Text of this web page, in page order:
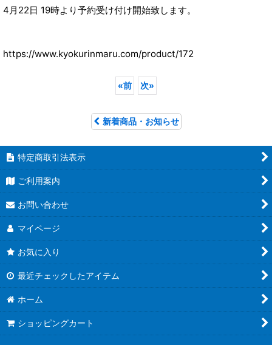
4月22日 19時より予約受け付け開始致します。
https://www.kyokurinmaru.com/product/172
«前 次»
新着商品・お知らせ
特定商取引法表示
ご利用案内
お問い合わせ
マイページ
お気に入り
最近チェックしたアイテム
ホーム
ショッピングカート